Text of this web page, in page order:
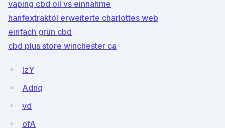
vaping cbd oil vs einnahme
hanfextraktöl erweiterte charlottes web
einfach grün cbd
cbd plus store winchester ca
IzY
Adnq
vd
ofA